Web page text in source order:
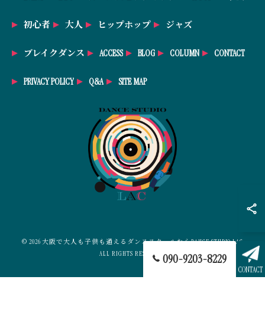
090-9203-8229
CONTACT
初心者 大人 ヒップホップ ジャズ
ブレイクダンス ACCESS BLOG COLUMN CONTACT
PRIVACY POLICY Q&A SITE MAP
© 2026 大阪で大人も子供も通えるダンススクールならDANCE STUDIO LAC
ALL RIGHTS RESERVED.